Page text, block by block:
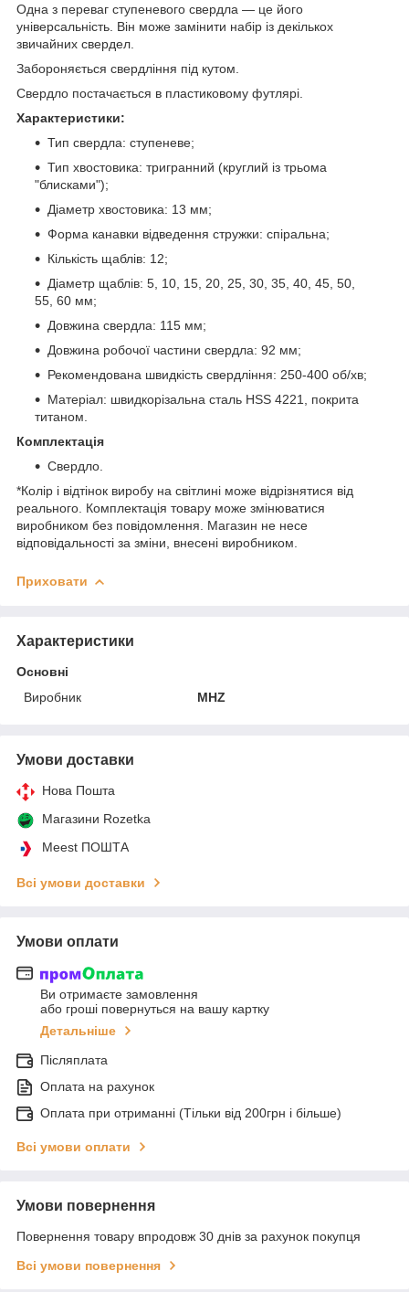
Одна з переваг ступеневого свердла — це його
універсальність. Він може замінити набір із декількох
звичайних свердел.
Забороняється свердління під кутом.
Свердло постачається в пластиковому футлярі.
Характеристики:
Тип свердла: ступеневе;
Тип хвостовика: тригранний (круглий із трьома
"блисками");
Діаметр хвостовика: 13 мм;
Форма канавки відведення стружки: спіральна;
Кількість щаблів: 12;
Діаметр щаблів: 5, 10, 15, 20, 25, 30, 35, 40, 45, 50,
55, 60 мм;
Довжина свердла: 115 мм;
Довжина робочої частини свердла: 92 мм;
Рекомендована швидкість свердління: 250-400 об/хв;
Матеріал: швидкорізальна сталь HSS 4221, покрита
титаном.
Комплектація
Свердло.
*Колір і відтінок виробу на світлині може відрізнятися від
реального. Комплектація товару може змінюватися
виробником без повідомлення. Магазин не несе
відповідальності за зміни, внесені виробником.
Приховати
Характеристики
Основні
Виробник
MHZ
Умови доставки
Нова Пошта
Магазини Rozetka
Meest ПОШТА
Всі умови доставки
Умови оплати
Ви отримаєте замовлення
або гроші повернуться на вашу картку
Детальніше
Післяплата
Оплата на рахунок
Оплата при отриманні (Тільки від 200грн і більше)
Всі умови оплати
Умови повернення
Повернення товару впродовж 30 днів за рахунок покупця
Всі умови повернення